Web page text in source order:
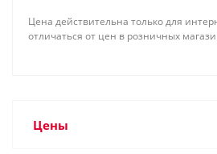
Цена действительна только для
отличаться от цен в розничных
Цены